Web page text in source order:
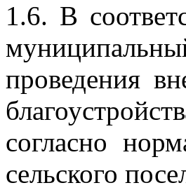
1.6. В
проведения
согласно
сельского